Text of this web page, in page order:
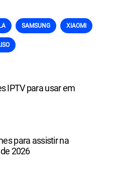
SAMSUNG XIAOMI
IPTV para usar em
para assistir na
2026